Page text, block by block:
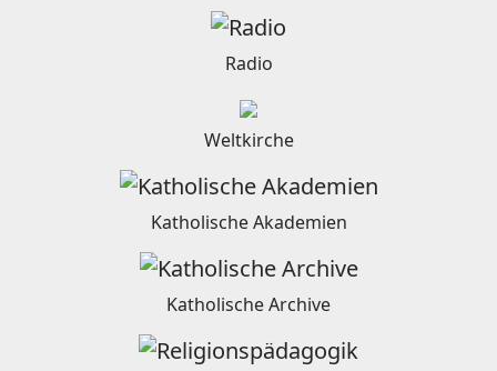
Radio
Weltkirche
Katholische Akademien
Katholische Archive